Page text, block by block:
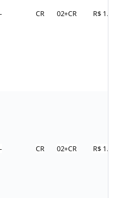
CR 02+CR R$
CR 02+CR R$